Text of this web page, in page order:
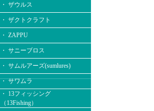
・ ザウルス
・ ザクトクラフト
・ ZAPPU
・ サニーブロス
・ サムルアーズ(sumlures)
・ サワムラ
・ 13フィッシング
（13Fishing）